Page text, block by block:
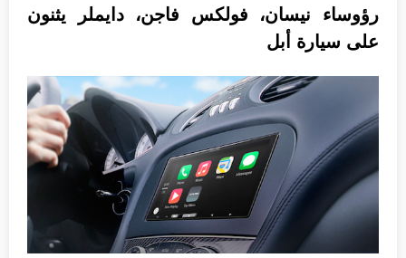
رؤوساء نيسان، فولكس فاجن، دايملر يثنون
على سيارة أبل